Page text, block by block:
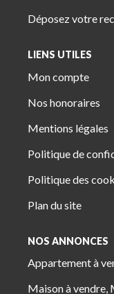
Déposez votre
LIENS UTILES
Mon compte
Nos honoraires
Mentions légales
Politique de
Politique des
Plan du site
NOS ANNONCES
Appartement à
Maison à vendre,